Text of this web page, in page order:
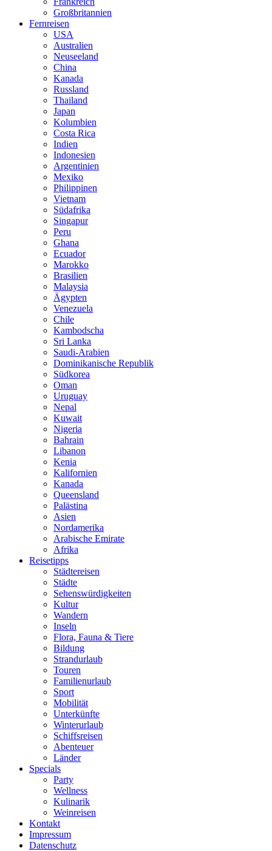
Großbritannien
Fernreisen
USA
Australien
Neuseeland
China
Kanada
Russland
Thailand
Japan
Kolumbien
Costa Rica
Indien
Indonesien
Argentinien
Mexiko
Philippinen
Vietnam
Südafrika
Singapur
Peru
Ghana
Ecuador
Marokko
Brasilien
Malaysia
Ägypten
Venezuela
Chile
Kambodscha
Sri Lanka
Saudi-Arabien
Dominikanische Republik
Südkorea
Oman
Uruguay
Nepal
Kuwait
Nigeria
Bahrain
Libanon
Kenia
Kalifornien
Kanada
Queensland
Palästina
Asien
Nordamerika
Arabische Emirate
Afrika
Reisetipps
Städtereisen
Städte
Sehenswürdigkeiten
Kultur
Wandern
Inseln
Flora, Fauna & Tiere
Bildung
Strandurlaub
Touren
Familienurlaub
Sport
Mobilität
Unterkünfte
Winterurlaub
Schiffsreisen
Abenteuer
Länder
Specials
Party
Wellness
Kulinarik
Weinreisen
Kontakt
Impressum
Datenschutz